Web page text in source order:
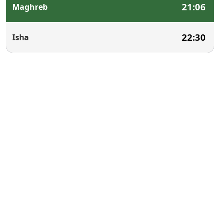
Maghreb 21:06
Isha 22:30